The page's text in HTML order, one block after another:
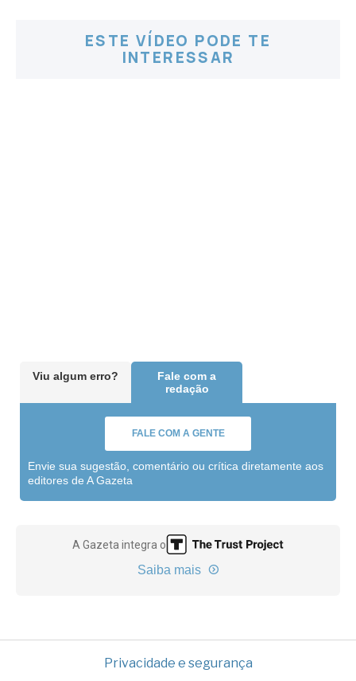
ESTE VÍDEO PODE TE
INTERESSAR
Viu algum erro?
Fale com a
redação
FALE COM A GENTE
Envie sua sugestão, comentário ou crítica diretamente aos
editores de A Gazeta
A Gazeta integra o
Saiba mais
Privacidade e segurança